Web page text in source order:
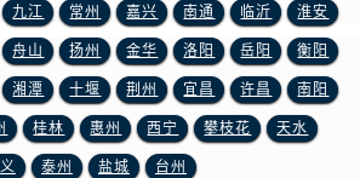
上海市黄浦区南京东路299号宏伊国际广场写字楼8层806室浪琴售后服务中心（需提前预约）
上海市徐汇区虹桥路3号港汇中心2座37层3705室浪琴售后服务中心（需提前预约）
浙江省杭州市上城区钱江路1366号华润大厦A座5层503-5室浪琴售后服务中心（需提前预约）
浙江省湖州市吴兴区劳动路浪琴售后服务中心（需提前预约）
九江 常州 嘉兴 南通 临沂 淮安
舟山 扬州 金华 洛阳 岳阳 衡阳
湘潭 十堰 荆州 宜昌 许昌 南阳
桂林 惠州 西宁 攀枝花 天水
泰州 盐城 台州